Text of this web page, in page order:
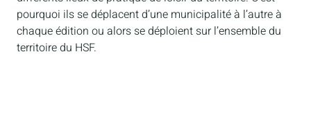
pourquoi ils se déplacent d’une municipalité à l’autre à
chaque édition ou alors se déploient sur l’ensemble du
territoire du HSF.